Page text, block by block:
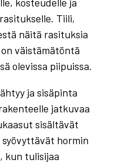
Tiili,
näitä rasituksia
väistämätöntä
olevissa piipuissa.
ja sisäpinta
jatkuvaa
sisältävät
hormin
kun tulisijaa